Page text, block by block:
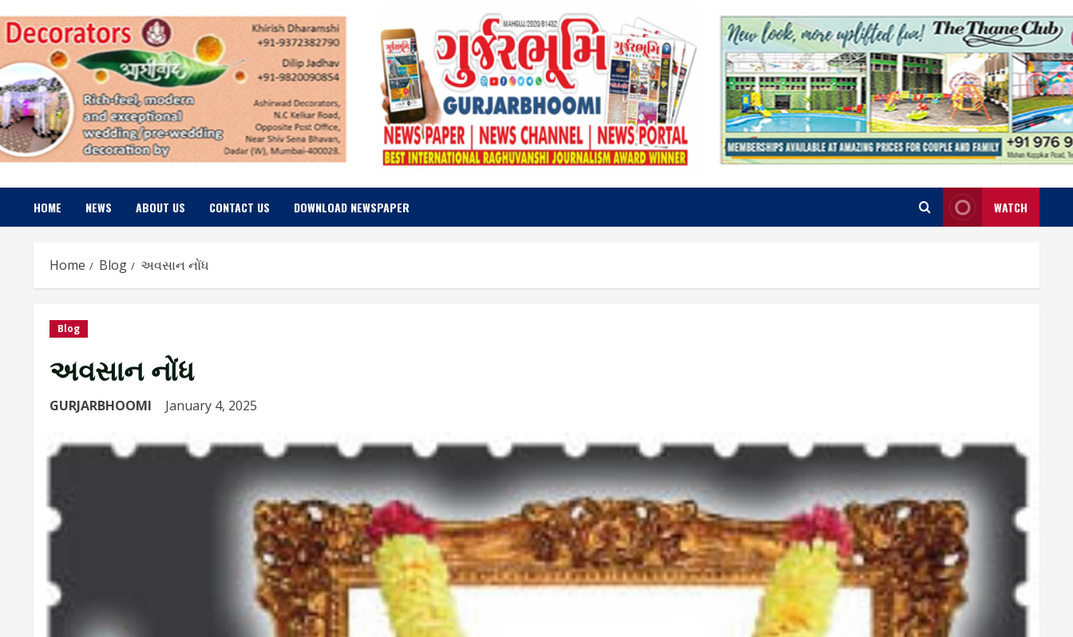
to
HOME NEWS ABOUT US CONTACT US DOWNLOAD NEWSPAPER WATCH
Home Blog અવસાન નોંધ
Blog
અવસાન નોંધ
GURJARBHOOMI January 4, 2025